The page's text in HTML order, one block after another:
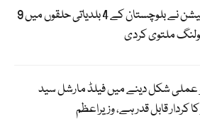
الیکشن کمیشن نے بلوچستان کے 4 بلدیاتی حلقوں میں 9
ملتوی کردی
شکل دینے میں فیلڈ مارشل سید
کردار قابل قدر ہے، وزیراعظم